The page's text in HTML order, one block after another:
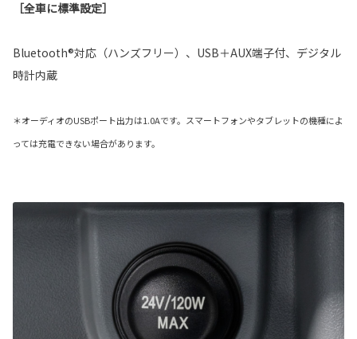
［全車に標準設定］
Bluetooth®対応（ハンズフリー）、USB＋AUX端子付、デジタル
時計内蔵
＊オーディオのUSBポート出力は1.0Aです。スマートフォンやタブレットの機種によ
っては充電できない場合があります。